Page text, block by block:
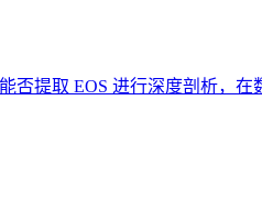
提取 EOS 进行深度剖析，